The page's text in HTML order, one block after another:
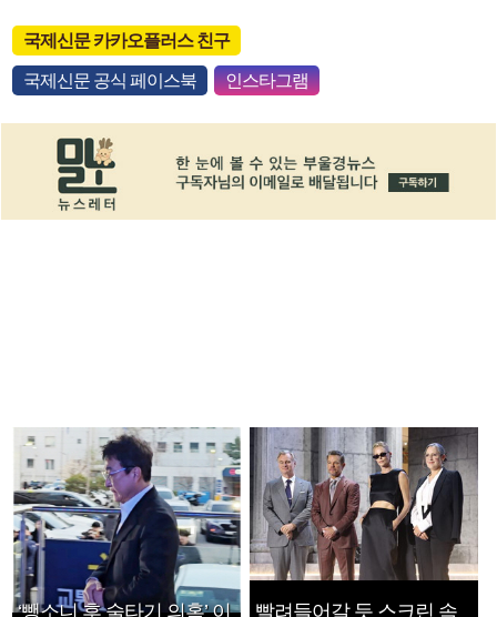
국제신문 카카오플러스 친구
국제신문 공식 페이스북 인스타그램
‘뺑소니 후 술타기 의혹’ 이 빨려들어갈 듯 스크린 속